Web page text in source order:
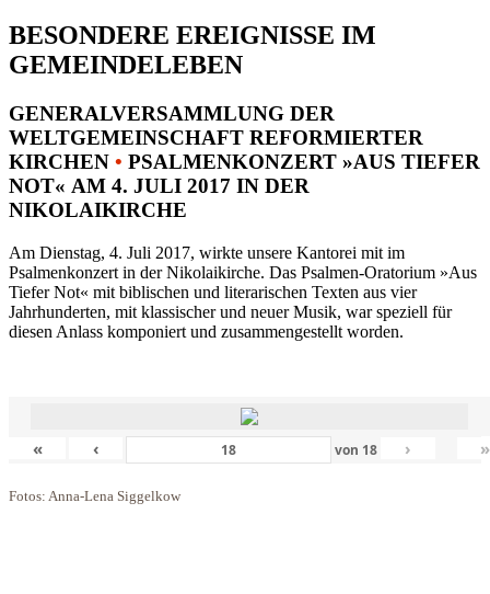
BESONDERE EREIGNISSE IM
GEMEINDELEBEN
GENERALVERSAMMLUNG DER
WELTGEMEINSCHAFT REFORMIERTER
KIRCHEN • PSALMENKONZERT »AUS TIEFER
NOT« AM 4. JULI 2017 IN DER
NIKOLAIKIRCHE
Am Dienstag, 4. Juli 2017, wirkte unsere Kantorei mit im
Psalmenkonzert in der Nikolaikirche. Das Psalmen-Oratorium »Aus
Tiefer Not« mit biblischen und literarischen Texten aus vier
Jahrhunderten, mit klassischer und neuer Musik, war speziell für
diesen Anlass komponiert und zusammengestellt worden.
« ‹ von 18 › »
Fotos: Anna-Lena Siggelkow